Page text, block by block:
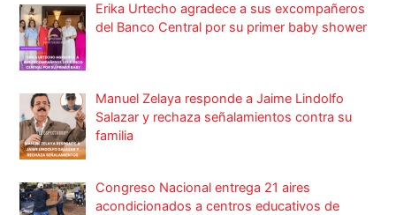
Erika Urtecho agradece a sus excompañeros
del Banco Central por su primer baby shower
Manuel Zelaya responde a Jaime Lindolfo
Salazar y rechaza señalamientos contra su
familia
Congreso Nacional entrega 21 aires
acondicionados a centros educativos de